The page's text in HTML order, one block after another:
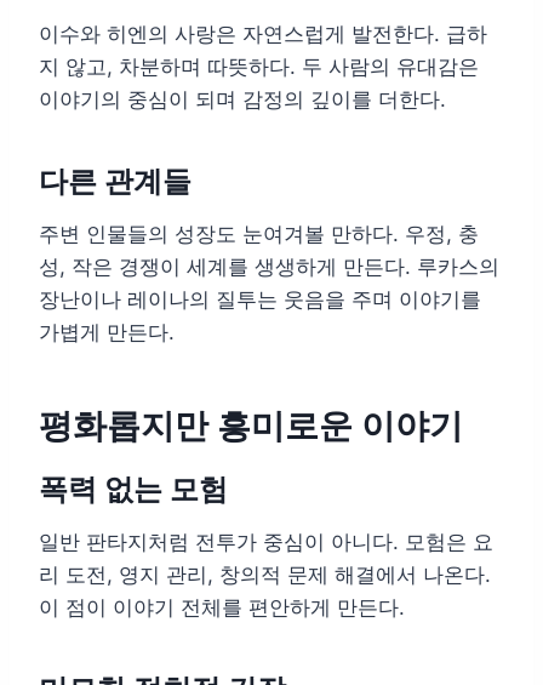
이수와 히엔의 사랑은 자연스럽게 발전한다. 급하
지 않고, 차분하며 따뜻하다. 두 사람의 유대감은
이야기의 중심이 되며 감정의 깊이를 더한다.
다른 관계들
주변 인물들의 성장도 눈여겨볼 만하다. 우정, 충
성, 작은 경쟁이 세계를 생생하게 만든다. 루카스의
장난이나 레이나의 질투는 웃음을 주며 이야기를
가볍게 만든다.
평화롭지만 흥미로운 이야기
폭력 없는 모험
일반 판타지처럼 전투가 중심이 아니다. 모험은 요
리 도전, 영지 관리, 창의적 문제 해결에서 나온다.
이 점이 이야기 전체를 편안하게 만든다.